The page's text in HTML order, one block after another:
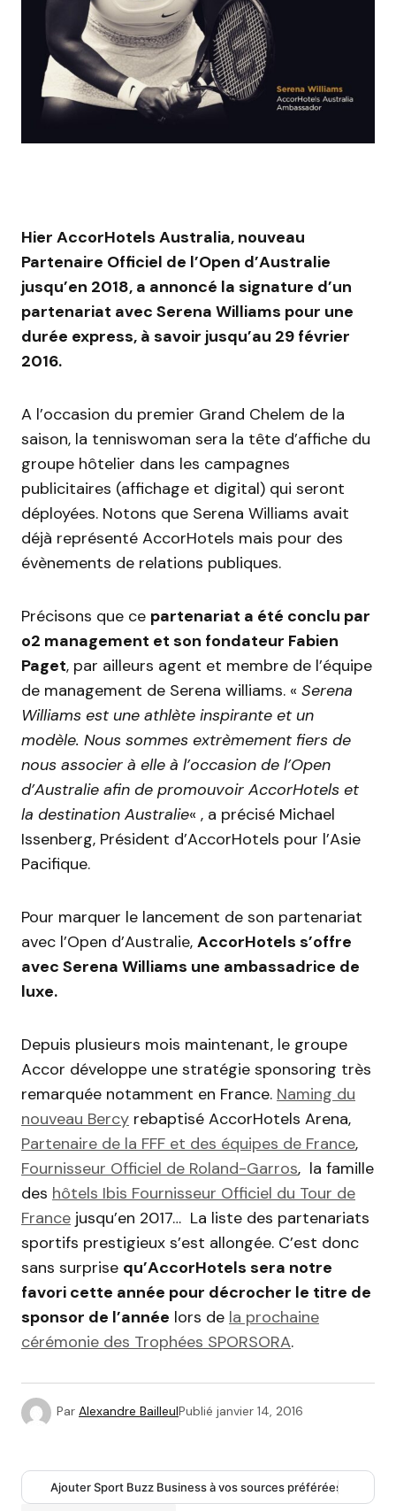
Hier AccorHotels Australia, nouveau
Partenaire Officiel de l’Open d’Australie
jusqu’en 2018, a annoncé la signature d’un
partenariat avec Serena Williams pour une
durée express, à savoir jusqu’au 29 février
2016.
A l’occasion du premier Grand Chelem de la
saison, la tenniswoman sera la tête d’affiche du
groupe hôtelier dans les campagnes
publicitaires (affichage et digital) qui seront
déployées. Notons que Serena Williams avait
déjà représenté AccorHotels mais pour des
évènements de relations publiques.
Précisons que ce partenariat a été conclu par
o2 management et son fondateur Fabien
Paget, par ailleurs agent et membre de l’équipe
de management de Serena williams. « Serena
Williams est une athlète inspirante et un
modèle. Nous sommes extrèmement fiers de
nous associer à elle à l’occasion de l’Open
d’Australie afin de promouvoir AccorHotels et
la destination Australie« , a précisé Michael
Issenberg, Président d’AccorHotels pour l’Asie
Pacifique.
Pour marquer le lancement de son partenariat
avec l’Open d’Australie, AccorHotels s’offre
avec Serena Williams une ambassadrice de
luxe.
Depuis plusieurs mois maintenant, le groupe
Accor développe une stratégie sponsoring très
remarquée notamment en France. Naming du
nouveau Bercy rebaptisé AccorHotels Arena,
Partenaire de la FFF et des équipes de France,
Fournisseur Officiel de Roland-Garros, la famille
des hôtels Ibis Fournisseur Officiel du Tour de
France jusqu’en 2017… La liste des partenariats
sportifs prestigieux s’est allongée. C’est donc
sans surprise qu’AccorHotels sera notre
favori cette année pour décrocher le titre de
sponsor de l’année lors de la prochaine
cérémonie des Trophées SPORSORA.
Par Alexandre BailleulPublié janvier 14, 2016
Ajouter Sport Buzz Business à vos sources préférées